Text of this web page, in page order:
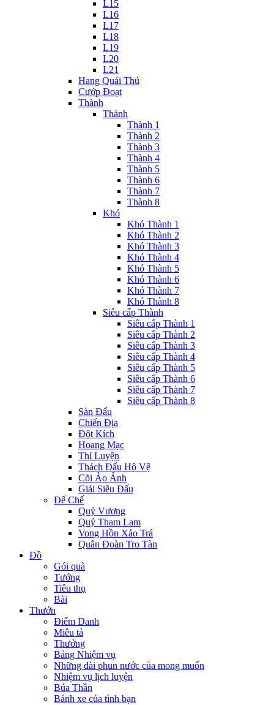
L15
L16
L17
L18
L19
L20
L21
Hang Quái Thú
Cướp Đoạt
Thành
Thành
Thành 1
Thành 2
Thành 3
Thành 4
Thành 5
Thành 6
Thành 7
Thành 8
Khó
Khó Thành 1
Khó Thành 2
Khó Thành 3
Khó Thành 4
Khó Thành 5
Khó Thành 6
Khó Thành 7
Khó Thành 8
Siêu cấp Thành
Siêu cấp Thành 1
Siêu cấp Thành 2
Siêu cấp Thành 3
Siêu cấp Thành 4
Siêu cấp Thành 5
Siêu cấp Thành 6
Siêu cấp Thành 7
Siêu cấp Thành 8
Sàn Đấu
Chiến Địa
Đột Kích
Hoang Mạc
Thí Luyện
Thách Đấu Hộ Vệ
Cõi Ảo Ảnh
Giải Siêu Đấu
Đế Chế
Quỷ Vương
Quỷ Tham Lam
Vong Hồn Xảo Trá
Quân Đoàn Tro Tàn
Đồ
Gói quà
Tướng
Tiêu thụ
Bài
Thưởn
Điểm Danh
Miêu tả
Thưởng
Bảng Nhiệm vụ
Những đài phun nước của mong muốn
Nhiệm vụ lịch luyện
Búa Thần
Bánh xe của tình bạn